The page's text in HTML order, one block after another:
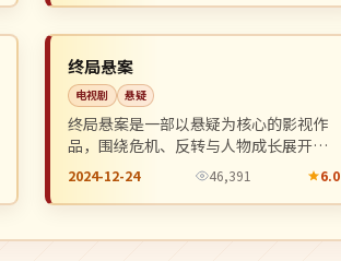
日本
终局悬案
电视剧 悬疑
终局悬案是一部以悬疑为核心的影视作
品，围绕危机、反转与人物成长展开，
整体节奏紧凑，值得推荐观看。
2024-12-24 46,391 6.0